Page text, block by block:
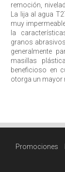
remoción,
La lija al agua
muy
la
granos
generalmente
masillas
beneficioso en
otorga un mayor
Promociones